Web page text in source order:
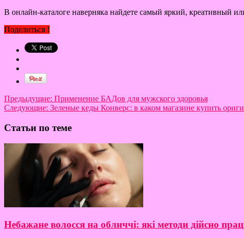
В онлайн-каталоге наверняка найдете самый яркий, креативный
Поделиться !
Предыдущие: Применение БАДов для мужского здоровья
Следующие: Зеленые кеды Конверс: в каком магазине купить
Статьи по теме
Небажане волосся на обличчі: які методи дійсно